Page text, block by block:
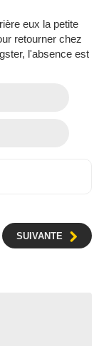
eux la petite
retourner chez
l'absence est
SUIVANTE